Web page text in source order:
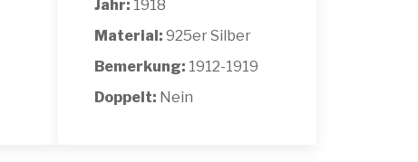
Jahr: 1918
Material: 925er Silber
Bemerkung: 1912-1919
Doppelt: Nein